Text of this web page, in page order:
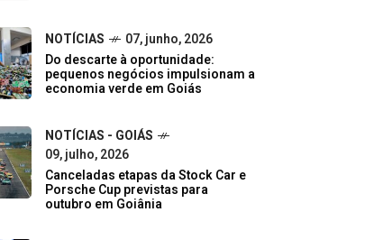
NOTÍCIAS
07, junho, 2026
Do descarte à oportunidade:
pequenos negócios impulsionam a
economia verde em Goiás
NOTÍCIAS - GOIÁS
09, julho, 2026
Canceladas etapas da Stock Car e
Porsche Cup previstas para
outubro em Goiânia